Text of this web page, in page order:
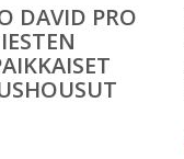
DAVID PRO